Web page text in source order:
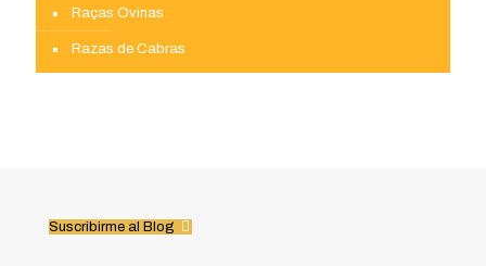
Raças Ovinas
Razas de Cabras
Suscribirme al Blog